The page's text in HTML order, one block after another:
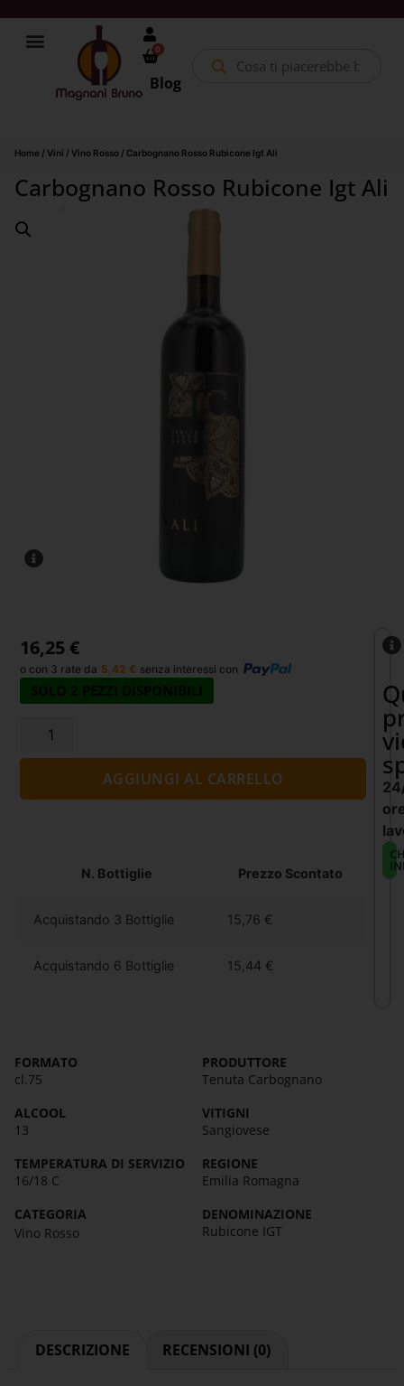
0
Blog
Home / Vini / Vino Rosso / Carbognano Rosso Rubicone Igt Ali
Carbognano Rosso Rubicone Igt Ali
16,25 €
o con 3 rate da 5,42 € senza interessi con
SOLO 2 PEZZI DISPONIBILI
AGGIUNGI AL CARRELLO
N. Bottiglie Prezzo Scontato
Acquistando 3 Bottiglie 15,76 €
Acquistando 6 Bottiglie 15,44 €
FORMATO
cl.75
PRODUTTORE
Tenuta Carbognano
ALCOOL
13
VITIGNI
Sangiovese
TEMPERATURA DI SERVIZIO
16/18 C
REGIONE
Emilia Romagna
CATEGORIA
Vino Rosso
DENOMINAZIONE
Rubicone IGT
DESCRIZIONE RECENSIONI (0)